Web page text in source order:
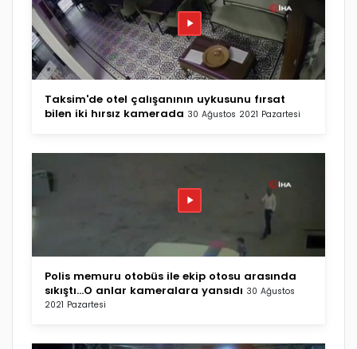
Taksim'de otel çalışanının uykusunu fırsat
bilen iki hırsız kamerada 30 Ağustos 2021 Pazartesi
Polis memuru otobüs ile ekip otosu arasında
sıkıştı...O anlar kameralara yansıdı 30 Ağustos
2021 Pazartesi